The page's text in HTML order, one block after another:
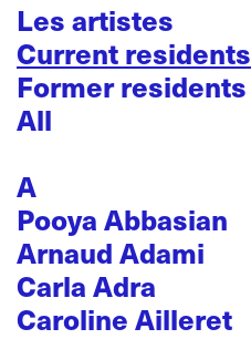
Les artistes
Current residents
Former residents
All
A
Pooya Abbasian
Arnaud Adami
Carla Adra
Caroline Ailleret